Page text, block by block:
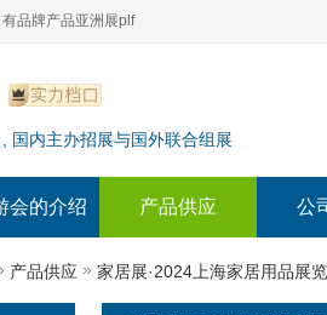
货展|食品展 零售展|oem展
亚洲展（plf）
上海oem 贴牌代加工展
品牌产品亚洲展plf
亚洲展（plf）
有品牌展
国内主办招展与国外联合组展
会的介绍 产品供应 公
产品供应 » 家居展·2024上海家居用品展